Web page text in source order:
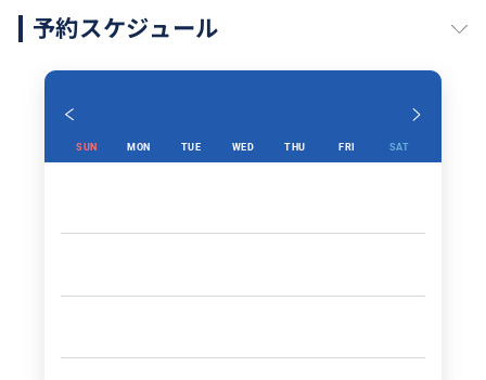
予約スケジュール
SUN MON TUE WED THU FRI SAT